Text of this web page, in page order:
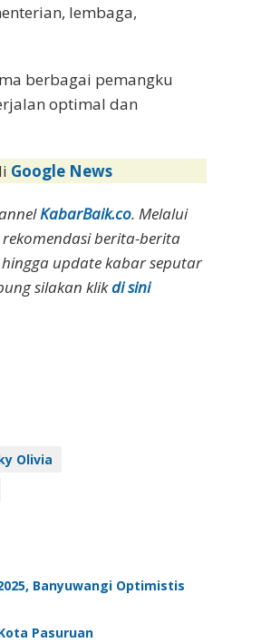
lembaga,
berbagai pemangku
optimal dan
Google News
KabarBaik.co. Melalui
berita-berita
update kabar seputar
silakan klikdi sini
Olivia
Banyuwangi Optimistis
Pasuruan